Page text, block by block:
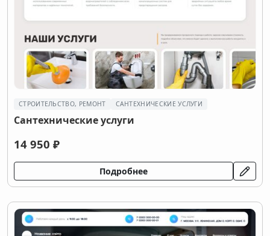
СТРОИТЕЛЬСТВО, РЕМОНТ САНТЕХНИЧЕСКИЕ УСЛУГИ
Сантехнические услуги
14 950 ₽
Подробнее